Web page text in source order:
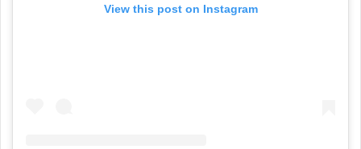
View this post on Instagram